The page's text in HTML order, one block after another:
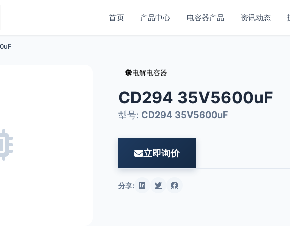
首页 产品中心 电容器产品 资讯动态
电解电容器
CD294 35V5600uF
型号: CD294 35V5600uF
立即询价
分享: